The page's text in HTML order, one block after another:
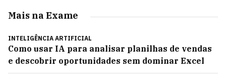
Mais na Exame
INTELIGÊNCIA ARTIFICIAL
Como usar IA para analisar planilhas de vendas
e descobrir oportunidades sem dominar Excel